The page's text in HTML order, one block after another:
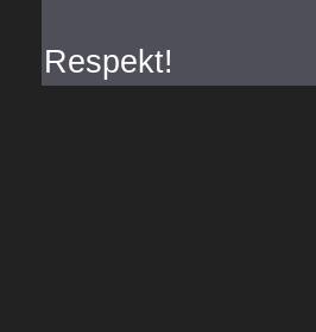
Respekt!